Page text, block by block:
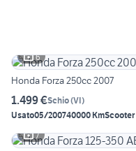
6
Honda Forza 250cc 2007
1.499 €Schio(VI)
Usato05/200740000 KmScooter
7